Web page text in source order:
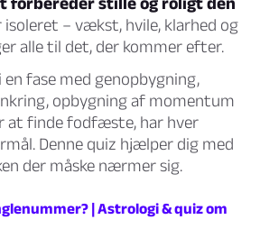
isoleret – vækst, hvile, klarhed og
alle til det, der kommer efter.
en fase med genopbygning,
opbygning af momentum
at finde fodfæste, har hver
Denne quiz hjælper dig med
der måske nærmer sig.
| Astrologi & quiz om